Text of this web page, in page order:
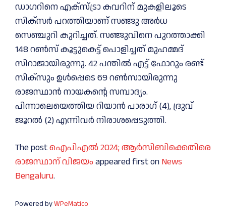
ഡാഗറിനെ എക്സ്ട്രാ കവറിന് മുകളിലൂടെ
സിക്സർ പറത്തിയാണ് സഞ്ജു അർധ
സെഞ്ചുറി കുറിച്ചത്. സഞ്ജുവിനെ പുറത്താക്കി
148 റണ്‍സ് കൂട്ടുകെട്ട് പൊളിച്ചത് മുഹമ്മദ്
സിറാജായിരുന്നു. 42 പന്തില്‍ എട്ട് ഫോറും രണ്ട്
സിക്സും ഉള്‍പ്പെടെ 69 റണ്‍സായിരുന്നു
രാജസ്ഥാന്‍ നായകന്റെ സമ്പാദ്യം.
പിന്നാലെയെത്തിയ റിയാന്‍ പാരാഗ് (4), ദ്രുവ്
ജൂറല്‍ (2) എന്നിവർ നിരാശപ്പെടുത്തി.
The postഐപിഎൽ 2024; ആർസിബിക്കെതിരെ
രാജസ്ഥാന് വിജയം appeared first on News
Bengaluru.
Powered byWPeMatico